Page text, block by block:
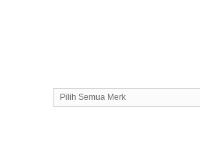
Pilih Semua Merk